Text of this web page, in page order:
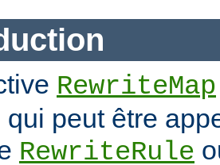
RewriteMap
qui peut être
RewriteRule